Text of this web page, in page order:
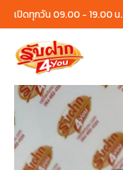
Skip
to
content
เปิดทุกวัน 09.00 - 19.00 น.